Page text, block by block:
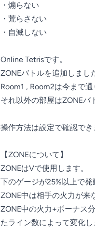
・煽らない
・荒らさない
・自滅しない
Online Tetrisです。
ZONEバトルを追加しまし
Room1 , Room2は今まで
それ以外の部屋はZONEバ
操作方法は設定で確認でき
【ZONEについて】
ZONEはVで使用します。
下のゲージが25%以上で発
ZONE中は相手の火力が来
ZONE中の火力+ボーナス
たライン数によって変化し